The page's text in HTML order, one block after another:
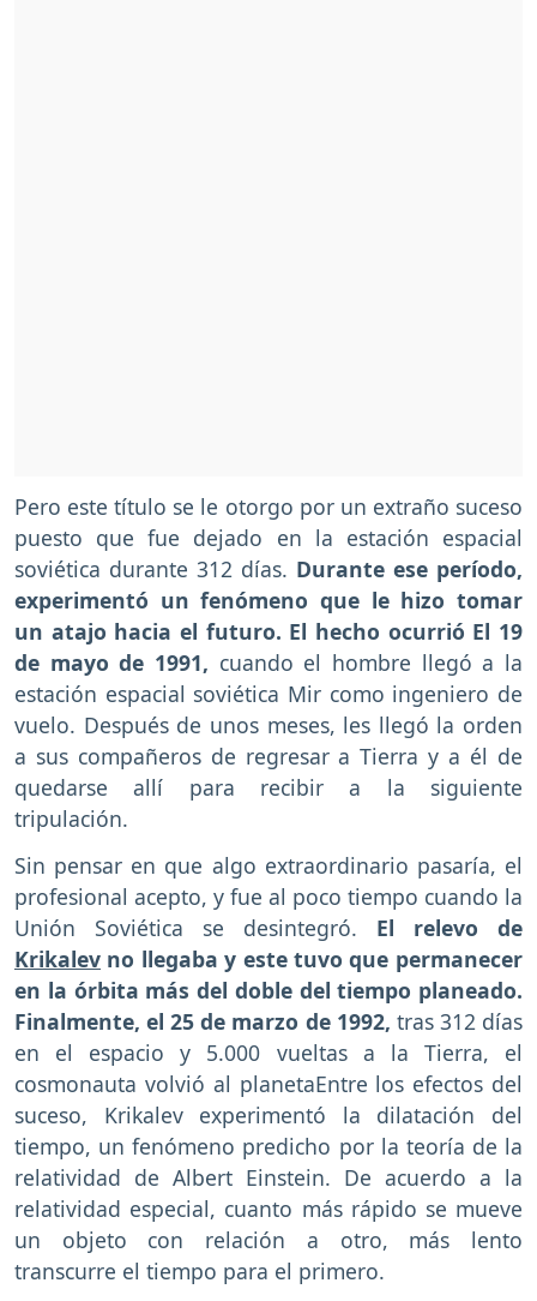
Pero este título se le otorgo por un extraño suceso
puesto que fue dejado en la estación espacial
soviética durante 312 días. Durante ese período,
experimentó un fenómeno que le hizo tomar
un atajo hacia el futuro. El hecho ocurrió El 19
de mayo de 1991, cuando el hombre llegó a la
estación espacial soviética Mir como ingeniero de
vuelo. Después de unos meses, les llegó la orden
a sus compañeros de regresar a Tierra y a él de
quedarse allí para recibir a la siguiente
tripulación.
Sin pensar en que algo extraordinario pasaría, el
profesional acepto, y fue al poco tiempo cuando la
Unión Soviética se desintegró. El relevo de
Krikalev no llegaba y este tuvo que permanecer
en la órbita más del doble del tiempo planeado.
Finalmente, el 25 de marzo de 1992, tras 312 días
en el espacio y 5.000 vueltas a la Tierra, el
cosmonauta volvió al planetaEntre los efectos del
suceso, Krikalev experimentó la dilatación del
tiempo, un fenómeno predicho por la teoría de la
relatividad de Albert Einstein. De acuerdo a la
relatividad especial, cuanto más rápido se mueve
un objeto con relación a otro, más lento
transcurre el tiempo para el primero.